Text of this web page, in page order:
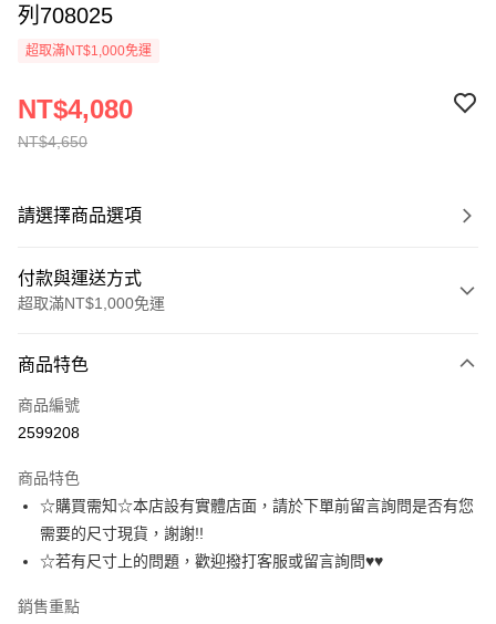
列708025
超取滿NT$1,000免運
NT$4,650
NT$4,080
請選擇商品選項
付款與運送方式
超取滿NT$1,000免運
信用卡一次付款
超商取貨付款
運送方式
全家取貨付款
每筆NT$60，滿NT$1,000(含以上)免運費
每筆NT$60，滿NT$1,000(含以上)免運費
商品特色
商品編號
2599208
商品特色
☆購買需知☆本店設有實體店面，請於下單前留言詢問是否有您
需要的尺寸現貨，謝謝!!
☆若有尺寸上的問題，歡迎撥打客服或留言詢問♥♥
銷售重點